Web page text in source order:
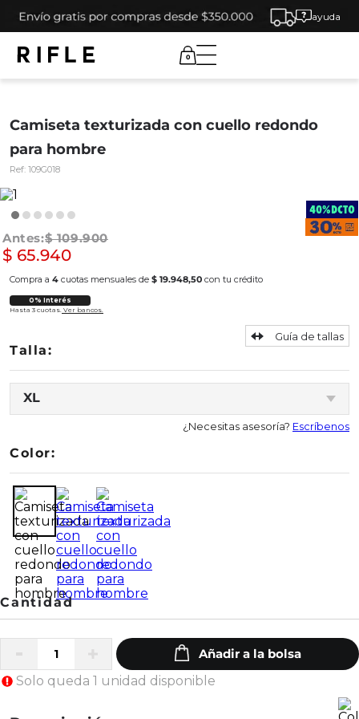
ayuda
0
Camiseta texturizada con cuello redondo
para hombre
Ref: 109G018
$ 109.900
$ 65.940
Compra a 4 cuotas mensuales de $ 19.948,50 con tu crédito
0% Interés
Hasta 3 cuotas. Ver bancos.
XL
Guía de tallas
¿Necesitas asesoría? Escríbenos
Color:
Solo queda 1 unidad disponible